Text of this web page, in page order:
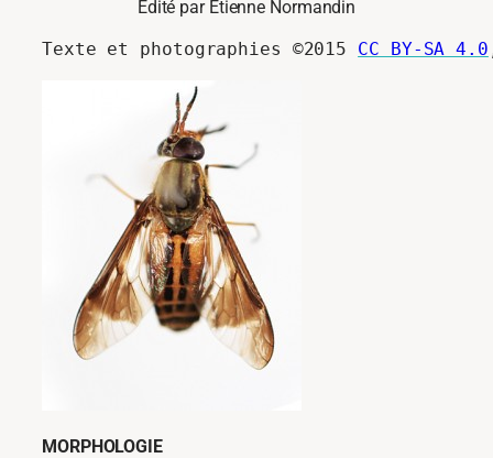
Édité par Étienne Normandin
Texte et photographies ©2015 CC BY-SA 4.0
MORPHOLOGIE